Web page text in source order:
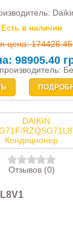
Есть в наличии
цена:174426.45
98905.40
Отзывов (0)